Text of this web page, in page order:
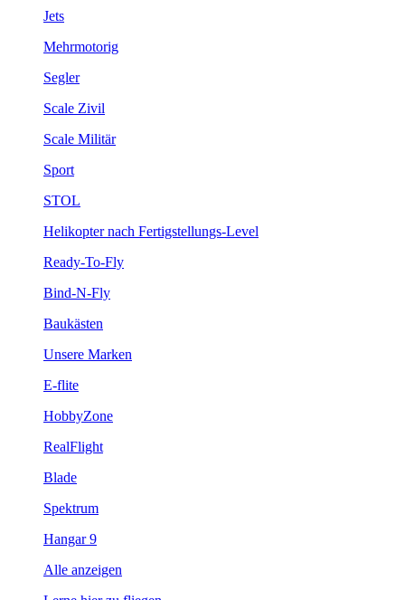
Jets
Mehrmotorig
Segler
Scale Zivil
Scale Militär
Sport
STOL
Helikopter nach Fertigstellungs-Level
Ready-To-Fly
Bind-N-Fly
Baukästen
Unsere Marken
E-flite
HobbyZone
RealFlight
Blade
Spektrum
Hangar 9
Alle anzeigen